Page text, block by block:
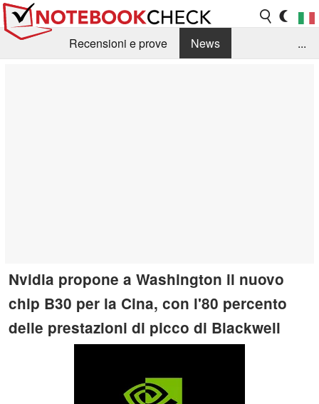
Recensioni e prove
News
...
Nvidia propone a Washington il nuovo
chip B30 per la Cina, con l'80 percento
delle prestazioni di picco di Blackwell